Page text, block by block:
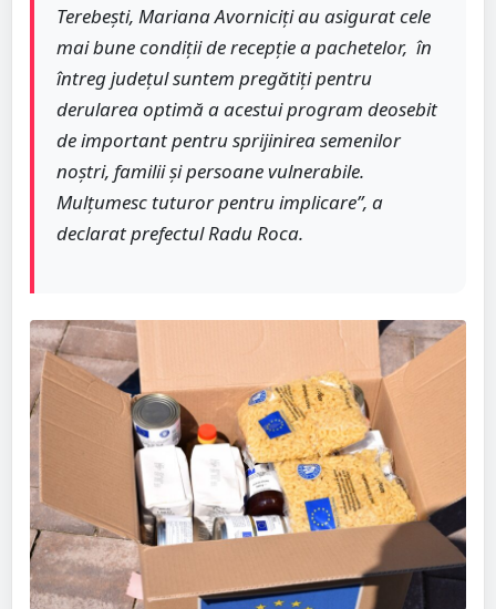
Terebești, Mariana Avorniciți au asigurat cele
mai bune condiții de recepție a pachetelor, în
întreg județul suntem pregătiți pentru
derularea optimă a acestui program deosebit
de important pentru sprijinirea semenilor
noștri, familii și persoane vulnerabile.
Mulțumesc tuturor pentru implicare”, a
declarat prefectul Radu Roca.